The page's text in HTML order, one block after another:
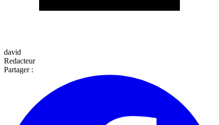
david
Redacteur
Partager :